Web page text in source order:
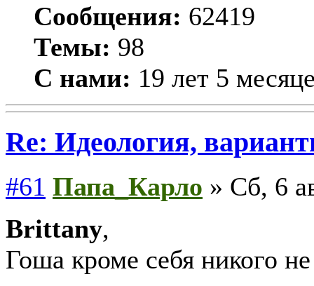
Сообщения: 62419
Темы: 98
С нами: 19 лет 5
Re: Идеология,
#61 Папа_Карло » Сб, 6
Brittany,
Гоша кроме себя никого не